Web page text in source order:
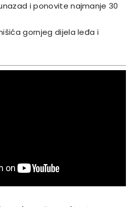
i ponovite najmanje 30
gornjeg dijela leđa i